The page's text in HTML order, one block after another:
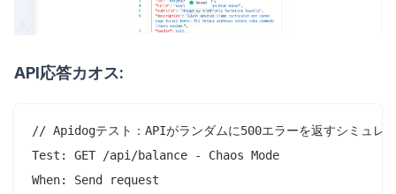
API応答カオス:
// Apidogテスト：APIがランダムに500エラーを返すシミュレ
Test: GET /api/balance - Chaos Mode
When: Send request